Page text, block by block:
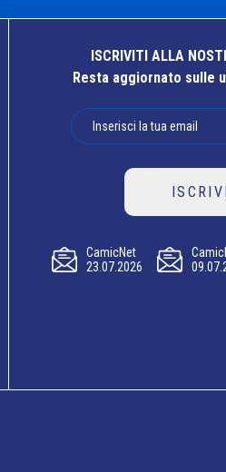
ISCRIVITI ALLA
Resta aggiornato sulle
CamicNet
23.07.2026